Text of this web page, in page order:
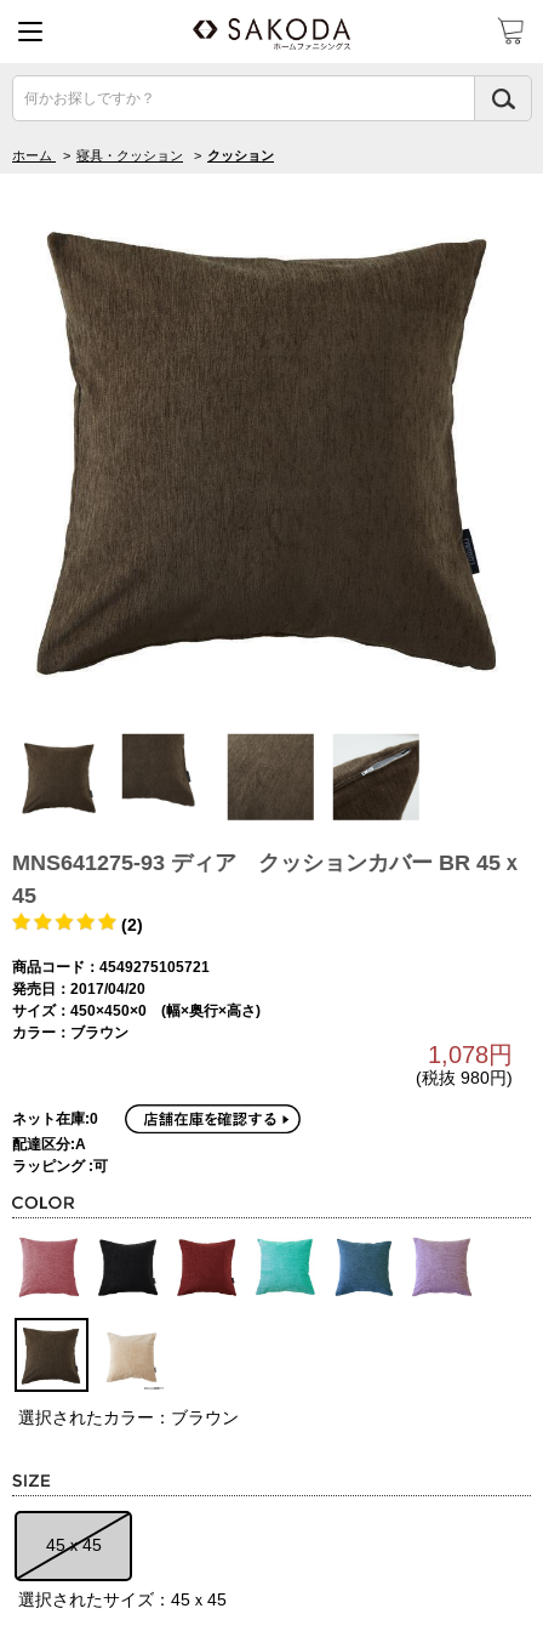
何かお探しですか？
ホーム > 寝具・クッション > クッション
MNS641275-93 ディア クッションカバー BR 45ｘ
45
(2)
商品コード：4549275105721
発売日：2017/04/20
サイズ：450×450×0 (幅×奥行×高さ)
カラー：ブラウン
1,078円
(税抜 980円)
ネット在庫:0
配達区分:A
ラッピング :可
選択されたカラー：ブラウン
45ｘ45
選択されたサイズ：45ｘ45